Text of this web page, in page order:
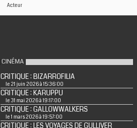
Acteur
CINÉMA
CRITIQUE : BIZARROFILIA
le 21 juin 2026 à 15:36:00
CRITIQUE : KARUPPU
le 31 mai 2026 à 19:17:00
CRITIQUE : GALLOWWALKERS
le 1 mars 2026 à 19:57:00
CRITIQUE : LES VOYAGES DE GULLIVER